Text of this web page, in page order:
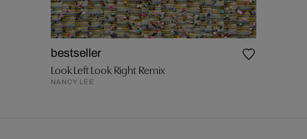
bestseller
Look Left Look Right Remix
NANCY LEE